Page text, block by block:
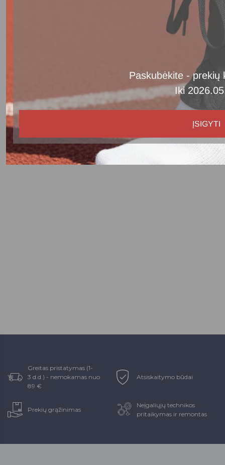
Greitas pristatymas (1-
3 d.d.) - nemokamas nuo
89 €
Atsiskaitymo būdai
Prekių grąžinimas
Neįgaliųjų technikos
pritaikymas ir remontas
Paskubėkite - prekių
Iki
ĮSIGYTI